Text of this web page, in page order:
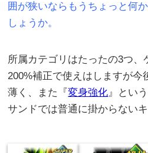
囲が狭いならもうちょっと何
しょうか。
所属カテゴリはたったの3つ
200%補正で使えはしますが今
薄く、また『変身強化』とい
サンドでは普通に掛からない